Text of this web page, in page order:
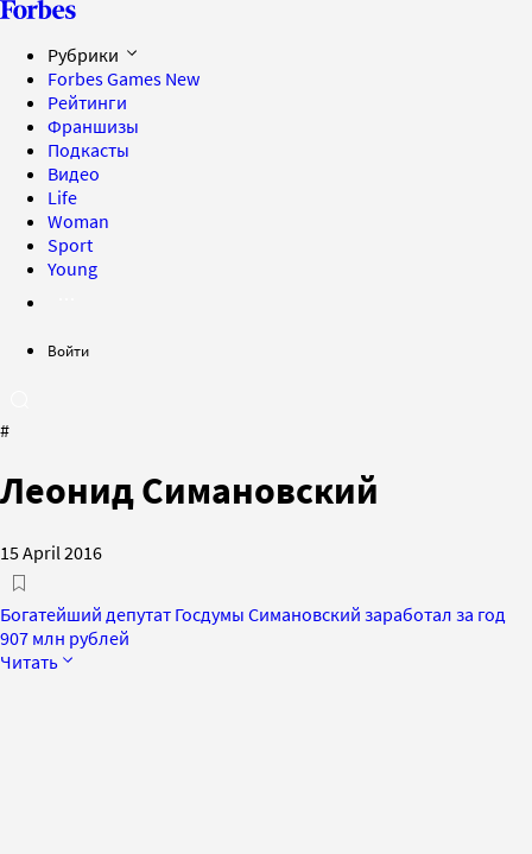
Рубрики
Forbes Games New
Рейтинги
Франшизы
Подкасты
Видео
Life
Woman
Sport
Young
Войти
#
Леонид Симановский
15 April 2016
Богатейший депутат Госдумы Симановский заработал за год
907 млн рублей
Читать